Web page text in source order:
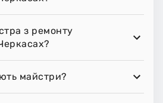
з ремонту
майстри?